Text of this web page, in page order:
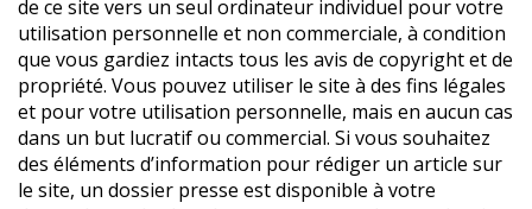
de ce site vers un seul ordinateur individuel pour votre
utilisation personnelle et non commerciale, à condition
que vous gardiez intacts tous les avis de copyright et de
propriété. Vous pouvez utiliser le site à des fins légales
et pour votre utilisation personnelle, mais en aucun cas
dans un but lucratif ou commercial. Si vous souhaitez
des éléments d’information pour rédiger un article sur
le site, un dossier presse est disponible à votre